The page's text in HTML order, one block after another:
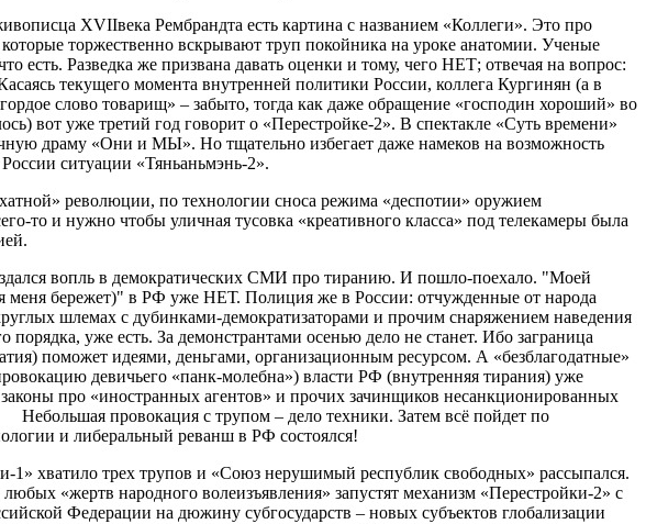
XVIIвека Рембрандта есть картина с названием «Коллеги». Это про
торжественно вскрывают труп покойника на уроке анатомии. Ученые
есть. Разведка же призвана давать оценки и тому, чего НЕТ; отвечая на вопрос:
текущего момента внутренней политики России, коллега Кургинян (а в
слово товарищ» – забыто, тогда как даже обращение «господин хороший» во
вот уже третий год говорит о «Перестройке-2». В спектакле «Суть времени»
драму «Они и МЫ». Но тщательно избегает даже намеков на возможность
ситуации «Тяньаньмэнь-2».
революции, по технологии сноса режима «деспотии» оружием
то и нужно чтобы уличная тусовка «креативного класса» под телекамеры была
вопль в демократических СМИ про тиранию. И пошло-поехало. "Моей
меня бережет)" в РФ уже НЕТ. Полиция же в России: отчужденные от народа
шлемах с дубинками-демократизаторами и прочим снаряжением наведения
порядка, уже есть. За демонстрантами осенью дело не станет. Ибо заграница
поможет идеями, деньгами, организационным ресурсом. А «безблагодатные»
девичьего «панк-молебна») власти РФ (внутренняя тирания) уже
про «иностранных агентов» и прочих зачинщиков несанкционированных
Небольшая провокация с трупом – дело техники. Затем всё пойдет по
и либеральный реванш в РФ состоялся!
1» хватило трех трупов и «Союз нерушимый республик свободных» рассыпался.
«жертв народного волеизъявления» запустят механизм «Перестройки-2» с
Федерации на дюжину субгосударств – новых субъектов глобализации